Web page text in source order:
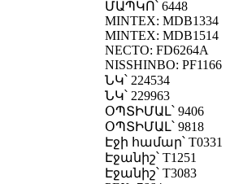
ՄԱՊԿՈ՝ 6448
MINTEX: MDB1334
MINTEX: MDB1514
NECTO: FD6264A
NISSHINBO: PF1166
ՆԿ՝ 224534
ՆԿ՝ 229963
ՕՊՏԻՄԱԼ՝ 9406
ՕՊՏԻՄԱԼ՝ 9818
Էջի համար՝ T0331
Էջանիշ՝ T1251
Էջանիշ՝ T3083